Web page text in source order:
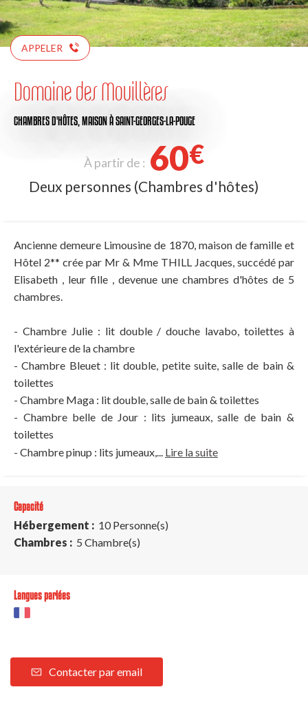
APPELER
Domaine des Mouillères
CHAMBRES D'HÔTES, MAISONÀ SAINT-GEORGES-LA-POUGE
À partir de : 60€
Deux personnes (Chambres d'hôtes)
Ancienne demeure Limousine de 1870, maison de famille et
Hôtel 2** crée par Mr & Mme THILL Jacques, succédé par
Elisabeth , leur fille , devenue une chambres d'hôtes de 5
chambres.
- Chambre Julie : lit double / douche lavabo, toilettes à
l'extérieure de la chambre
- Chambre Bleuet : lit double, petite suite, salle de bain &
toilettes
- Chambre Maga : lit double, salle de bain & toilettes
- Chambre belle de Jour : lits jumeaux, salle de bain &
toilettes
- Chambre pinup : lits jumeaux,... Lire la suite
Capacité
Hébergement : 10 Personne(s)
Chambres : 5 Chambre(s)
Langues parlées
Contacter par email